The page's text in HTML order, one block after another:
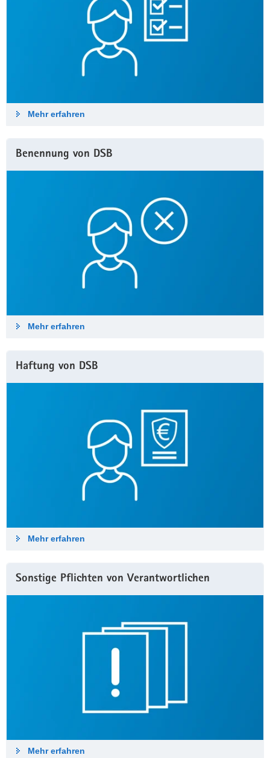
Mehr erfahren
Benennung von DSB
Mehr erfahren
Haftung von DSB
Mehr erfahren
Sonstige Pflichten von Verantwortlichen
Mehr erfahren